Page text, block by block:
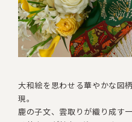
大和絵を思わせる華やかな図
現。
鹿の子文、雲取りが織り成す